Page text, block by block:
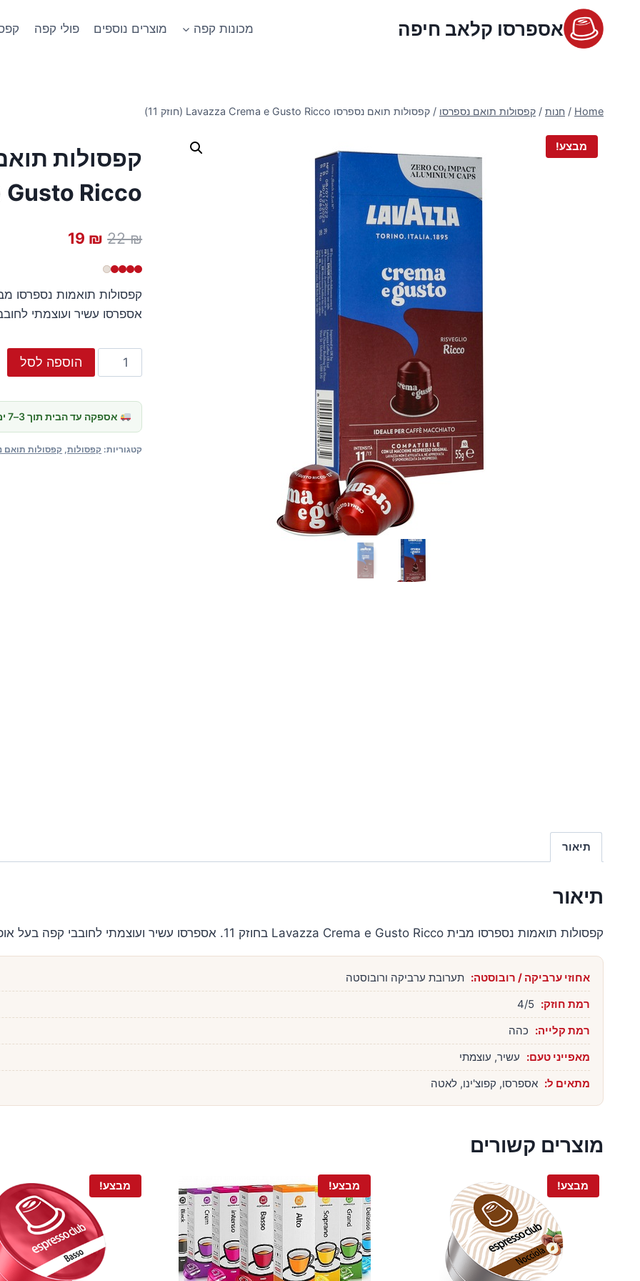
content
אספרסו קלאב חיפה מכונות קפה מוצרים נוספים פולי קפה
Home
/ חנות / קפסולות תואם נספרסו / קפסולות תואם נספרסו Lavazza Crema e Gusto Ricco (חוזק 11)
מבצע!
Gusto Ricco (חוזק 11)
22₪
המחיר
המקורי
22 ₪.
19 ₪
המחיר
19 ₪.
אספרסו עשיר ועוצמתי
כמות
של
תואם
נספרסו
Lavazza
הוספה לסל
אספקה עד הבית תוך 3–7 ימי עסקים · איסוף עצמי מחיפה — חינם
קטגוריות: קפסולות, קפסולות תואם
תיאור
תיאור
קפסולות תואמות נספרסו מבית Lavazza Crema e Gusto Ricco בחוזק 11. אספרסו עשיר ועוצמתי לחובבי קפה בעל אופי.
אחוזי ערביקה / רובוסטה: תערובת ערביקה ורובוסטה
רמת חוזק:
רמת קלייה: כהה
מאפייני טעם: עשיר, עוצמתי
מתאים ל: אספרסו, קפוצ'ינו, לאטה
מוצרים קשורים
מבצע! מבצע! מבצע!